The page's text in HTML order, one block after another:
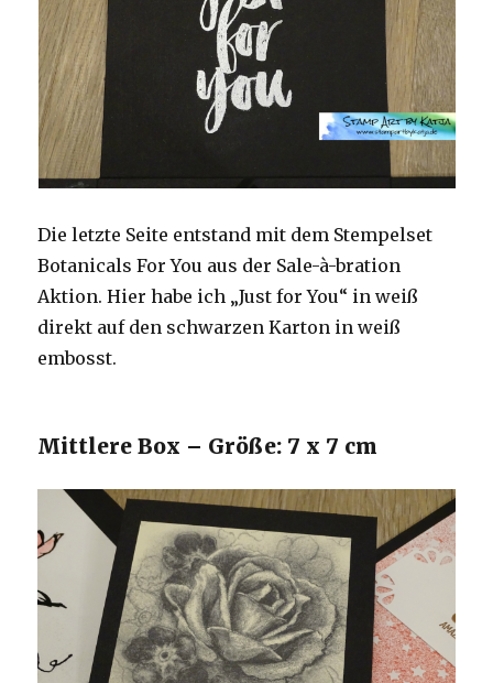
Die letzte Seite entstand mit dem Stempelset
Botanicals For You aus der Sale-à-bration
Aktion. Hier habe ich „Just for You“ in weiß
direkt auf den schwarzen Karton in weiß
embosst.
Mittlere Box – Größe: 7 x 7 cm